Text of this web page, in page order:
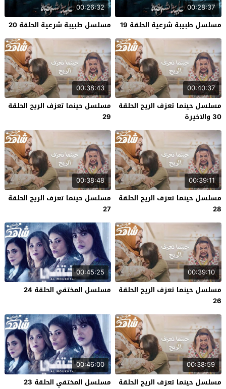
00:28:37
مسلسل طبيبة شرعية الحلقة 19
00:26:32
مسلسل طبيبة شرعية الحلقة 20
00:40:37
مسلسل حينما تعزف الريح الحلقة
30 والاخيرة
00:38:43
مسلسل حينما تعزف الريح الحلقة
29
00:39:11
مسلسل حينما تعزف الريح الحلقة
28
00:38:48
مسلسل حينما تعزف الريح الحلقة
27
00:39:10
مسلسل حينما تعزف الريح الحلقة
26
00:45:25
مسلسل المختفي الحلقة 24
00:38:59
مسلسل حينما تعزف الريح الحلقة
00:46:00
مسلسل المختفي الحلقة 23